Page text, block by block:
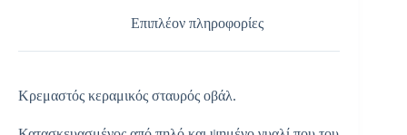
Επιπλέον πληροφορίες
Κρεμαστός κεραμικός σταυρός οβάλ.